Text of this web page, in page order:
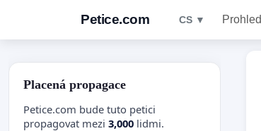
Petice.com CS ▼
Placená propagace
Petice.com bude tuto petici
propagovat mezi 3,000 lidmi.